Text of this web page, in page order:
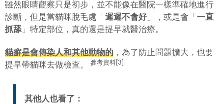
雖然眼睛觀察只是初步，並不能像在醫院一樣準確地進行
診斷，但是當貓咪脫毛處「 遲遲不會好」，或是會「 一直
抓舔 」特定部位，真的還是提早就醫治療。
貓癬是會傳染人和其他動物的 ，為了防止問題擴大，也要
提早帶貓咪去做檢查。
參考資料[3]
其他人也看了：